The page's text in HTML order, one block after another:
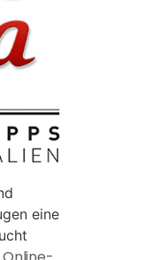
eine